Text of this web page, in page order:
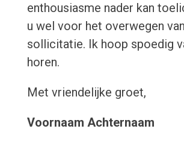
enthousiasme nader kan
u wel voor het overwegen
sollicitatie. Ik hoop spoedig
horen.
Met vriendelijke groet,
Voornaam Achternaam